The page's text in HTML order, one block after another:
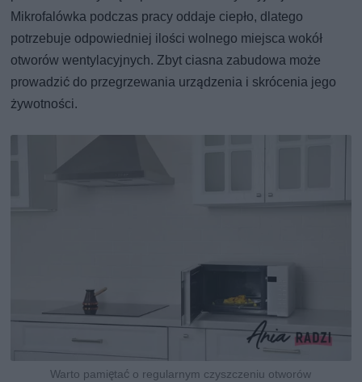
Mikrofalówka podczas pracy oddaje ciepło, dlatego
potrzebuje odpowiedniej ilości wolnego miejsca wokół
otworów wentylacyjnych. Zbyt ciasna zabudowa może
prowadzić do przegrzewania urządzenia i skrócenia jego
żywotności.
Warto pamiętać o regularnym czyszczeniu otworów